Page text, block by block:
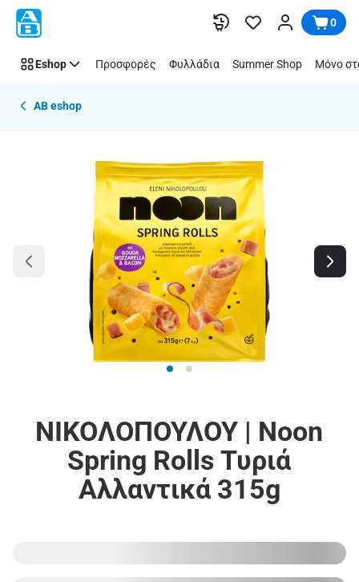
Παράλειψη 0
Eshop Προσφορές Φυλλάδια Summer Shop Μόνο
AB eshop
ΝΙΚΟΛΟΠΟΥΛΟΥ | Noon
Spring Rolls Τυριά
Αλλαντικά 315g